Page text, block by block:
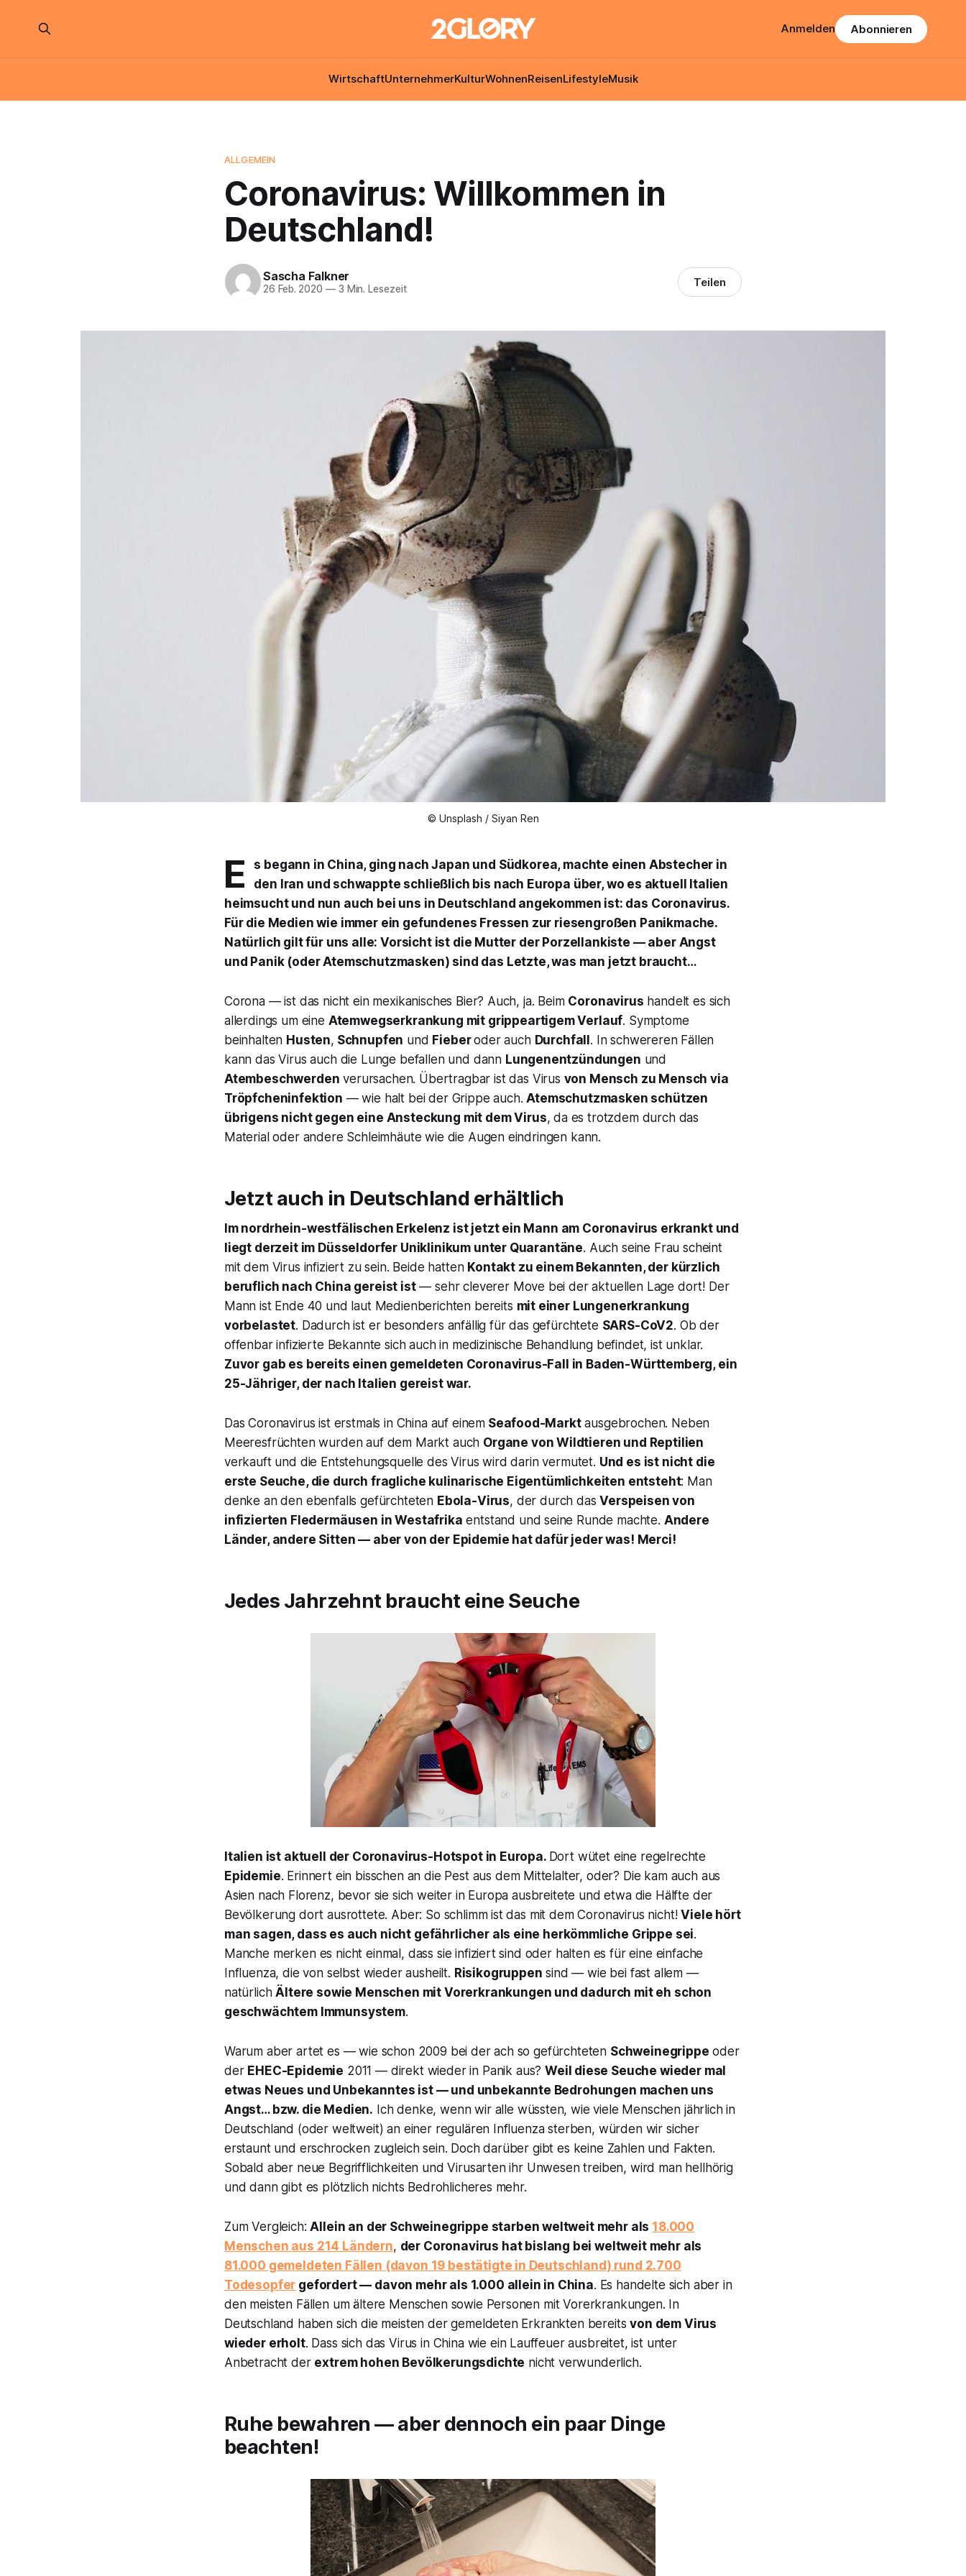
WirtschaftUnternehmerKulturWohnenReisenLifestyleMusik
Anmelden Abonnieren
ALLGEMEIN
Coronavirus: Willkommen in
Deutschland!
Sascha Falkner
26 Feb. 2020 —3 Min. Lesezeit Teilen
© Unsplash / Siyan Ren
E
s begann in China, ging nach Japan und Südkorea, machte einen Abstecher in
den Iran und schwappte schließlich bis nach Europa über, wo es aktuell Italien
heimsucht und nun auch bei uns in Deutschland angekommen ist: das Coronavirus.
Für die Medien wie immer ein gefundenes Fressen zur riesengroßen Panikmache.
Natürlich gilt für uns alle: Vorsicht ist die Mutter der Porzellankiste — aber Angst
und Panik (oder Atemschutzmasken) sind das Letzte, was man jetzt braucht…
Corona — ist das nicht ein mexikanisches Bier? Auch, ja. Beim Coronavirus handelt es sich
allerdings um eine Atemwegserkrankung mit grippeartigem Verlauf. Symptome
beinhalten Husten, Schnupfen und Fieberoder auch Durchfall . In schwereren Fällen
kann das Virus auch die Lunge befallen und dann Lungenentzündungen und
Atembeschwerden verursachen. Übertragbar ist das Virus von Mensch zu Mensch via
Tröpfcheninfektion — wie halt bei der Grippe auch.Atemschutzmasken schützen
übrigens nicht gegen eine Ansteckung mit dem Virus, da es trotzdem durch das
Material oder andere Schleimhäute wie die Augen eindringen kann.
Jetzt auch in Deutschland erhältlich
Im nordrhein-westfälischen Erkelenz ist jetzt ein Mann am Coronavirus erkrankt und
liegt derzeit im Düsseldorfer Uniklinikum unter Quarantäne. Auch seine Frau scheint
mit dem Virus infiziert zu sein. Beide hatten Kontakt zu einem Bekannten, der kürzlich
beruflich nach China gereist ist— sehr cleverer Move bei der aktuellen Lage dort! Der
Mann ist Ende 40 und laut Medienberichten bereits mit einer Lungenerkrankung
vorbelastet. Dadurch ist er besonders anfällig für das gefürchtete SARS-CoV2. Ob der
offenbar infizierte Bekannte sich auch in medizinische Behandlung befindet, ist unklar.
Zuvor gab es bereits einen gemeldeten Coronavirus-Fall in Baden-Württemberg, ein
25-Jähriger, der nach Italien gereist war.
Das Coronavirus ist erstmals in China auf einem Seafood-Marktausgebrochen. Neben
Meeresfrüchten wurden auf dem Markt auch Organe von Wildtieren und Reptilien
verkauft und die Entstehungsquelle des Virus wird darin vermutet. Und es ist nicht die
erste Seuche, die durch fragliche kulinarische Eigentümlichkeiten entsteht: Man
denke an den ebenfalls gefürchteten Ebola-Virus, der durch dasVerspeisen von
infizierten Fledermäusen in Westafrika entstand und seine Runde machte. Andere
Länder, andere Sitten — aber von der Epidemie hat dafür jeder was! Merci!
Jedes Jahrzehnt braucht eine Seuche
Italien ist aktuell der Coronavirus-Hotspot in Europa. Dort wütet eine regelrechte
Epidemie. Erinnert ein bisschen an die Pest aus dem Mittelalter, oder? Die kam auch aus
Asien nach Florenz, bevor sie sich weiter in Europa ausbreitete und etwa die Hälfte der
Bevölkerung dort ausrottete. Aber: So schlimm ist das mit dem Coronavirus nicht!Viele hört
man sagen, dass es auch nicht gefährlicher als eine herkömmliche Grippe sei.
Manche merken es nicht einmal, dass sie infiziert sind oder halten es für eine einfache
Influenza, die von selbst wieder ausheilt. Risikogruppen sind — wie bei fast allem —
natürlichÄltere sowie Menschen mit Vorerkrankungen und dadurch mit eh schon
geschwächtem Immunsystem.
Warum aber artet es — wie schon 2009 bei der ach so gefürchteten Schweinegrippe oder
der EHEC-Epidemie 2011 — direkt wieder in Panik aus?Weil diese Seuche wieder mal
etwas Neues und Unbekanntes ist — und unbekannte Bedrohungen machen uns
Angst… bzw. die Medien. Ich denke, wenn wir alle wüssten, wie viele Menschen jährlich in
Deutschland (oder weltweit) an einer regulären Influenza sterben, würden wir sicher
erstaunt und erschrocken zugleich sein. Doch darüber gibt es keine Zahlen und Fakten.
Sobald aber neue Begrifflichkeiten und Virusarten ihr Unwesen treiben, wird man hellhörig
und dann gibt es plötzlich nichts Bedrohlicheres mehr.
Zum Vergleich:Allein an der Schweinegrippe starben weltweit mehr als 18.000
Menschen aus 214 Ländern, der Coronavirus hat bislang bei weltweit mehr als
81.000 gemeldeten Fällen (davon 19 bestätigte in Deutschland) rund 2.700
Todesopfer gefordert — davon mehr als 1.000 allein in China. Es handelte sich aber in
den meisten Fällen um ältere Menschen sowie Personen mit Vorerkrankungen. In
Deutschland haben sich die meisten der gemeldeten Erkrankten bereitsvon dem Virus
wieder erholt. Dass sich das Virus in China wie ein Lauffeuer ausbreitet, ist unter
Anbetracht der extrem hohen Bevölkerungsdichte nicht verwunderlich.
Ruhe bewahren — aber dennoch ein paar Dinge
beachten!